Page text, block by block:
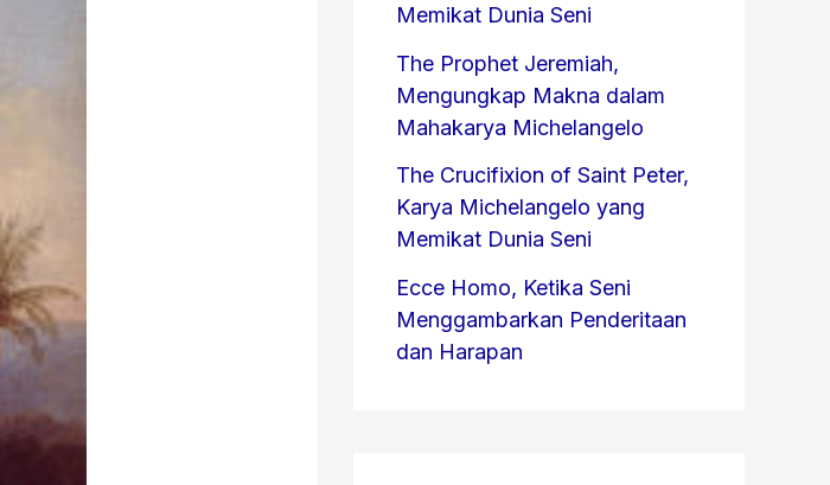
Memikat Dunia Seni
The Prophet Jeremiah,
Mengungkap Makna dalam
Mahakarya Michelangelo
The Crucifixion of Saint Peter,
Karya Michelangelo yang
Memikat Dunia Seni
Ecce Homo, Ketika Seni
Menggambarkan Penderitaan
dan Harapan